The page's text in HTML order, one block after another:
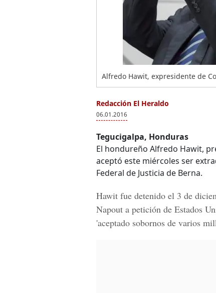
Alfredo Hawit, expresidente de
Redacción El Heraldo
06.01.2016
Tegucigalpa, Honduras
El hondureño Alfredo Hawit,
aceptó este miércoles ser
Federal de Justicia de Berna.
Hawit fue detenido el 3 de
Napout a petición de Estados
'aceptado sobornos de varios